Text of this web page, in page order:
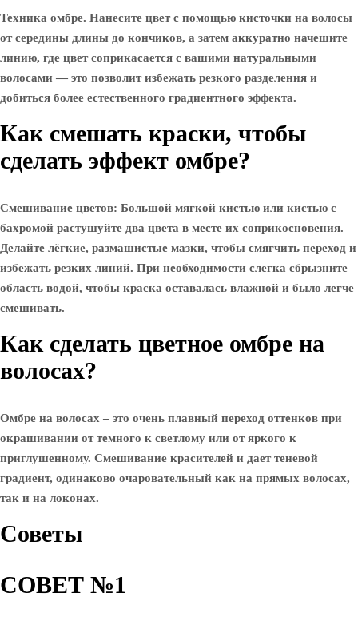
Техника омбре. Нанесите цвет с помощью кисточки на волосы
от середины длины до кончиков, а затем аккуратно начешите
линию, где цвет соприкасается с вашими натуральными
волосами — это позволит избежать резкого разделения и
добиться более естественного градиентного эффекта.
Как смешать краски, чтобы
сделать эффект омбре?
Смешивание цветов: Большой мягкой кистью или кистью с
бахромой растушуйте два цвета в месте их соприкосновения.
Делайте лёгкие, размашистые мазки, чтобы смягчить переход и
избежать резких линий. При необходимости слегка сбрызните
область водой, чтобы краска оставалась влажной и было легче
смешивать.
Как сделать цветное омбре на
волосах?
Омбре на волосах – это очень плавный переход оттенков при
окрашивании от темного к светлому или от яркого к
приглушенному. Смешивание красителей и дает теневой
градиент, одинаково очаровательный как на прямых волосах,
так и на локонах.
Советы
СОВЕТ №1